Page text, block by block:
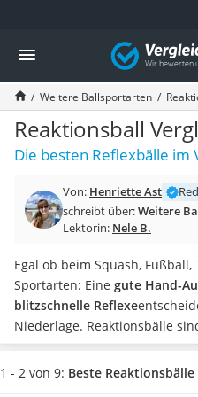
Die beliebtesten Vergleiche nach
Freizeit & Sport
Gartentrampolin
Trampolin
Metalldetektor
Eufab-Fahrradträger
Trampolin 366 cm
Aluminium-Koffer
Futterboot
E-Bike-Dreirad
Trekkingschuhe Herren
Reisetasche mit Rollen
Klimmzugstation
Koffer
Nachtsichtgerät
Vergleich
Weitere Ballsportarten
Reaktionsball
Die besten Reflexbälle im
Von: Henriette Ast
schreibt über:Weitere
Lektorin: Nele B.
Egal ob beim Squash,
Sportarten: Eine gute Hand-
blitzschnelle Reflexe
Niederlage. Reaktionsbälle
sich die Bälle in Art und
Gummi mit sechs Noppen
1 - 2 von 9: Beste Reaktionsbälle